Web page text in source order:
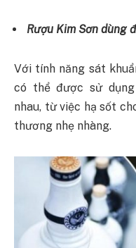
Rượu Kim Sơn dùng
Với tính năng sát
có thể được sử
nhau, từ việc hạ sốt
thương nhẹ nhàng.